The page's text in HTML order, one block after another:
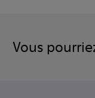
Vous